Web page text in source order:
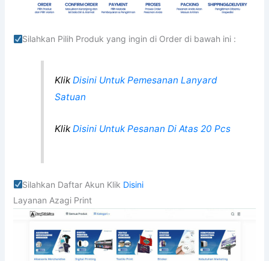
Silahkan Pilih Produk yang ingin di Order di bawah ini :
KlikDisini Untuk Pemesanan Lanyard
Satuan
KlikDisini Untuk Pesanan Di Atas 20 Pcs
Silahkan Daftar Akun Klik Disini
Layanan Azagi Print